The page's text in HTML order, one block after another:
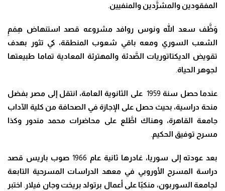
المفقودين والمشرَّدين والمنفيين
وَظَّف سعد الله ونوس روافد مشروعه قصد استنهاض هِمَمِ
الشعب السوري ومعه باقي شعوب المنطقة، كي تثور بهدف
تقويض الديكتاتوريات الصَّدئة والمهترئة المعادية تماما طبيعتها
لجوهر الحياة
عندما حصل سنة 1959 على الثانوية العامة، انتقل إلى مصر بفضل
منحة دراسية، بحيث حصل على الإجازة في الصحافة من كلية الآداب
جامعة القاهرة، وهناك اطَّلع على محاضرات محمد مندور وكذا
مسرح توفيق الحكيم
بعد عودته إلى سوريا، غادرها ثانية عام 1966 صوب باريس قصد
دراسة المسرح الأوروبي في معهد الدراسات المسرحية التابعة
لجامعة السوربون، منكبّا على أعمال برتولد بريخت وجان فيلار اختبر